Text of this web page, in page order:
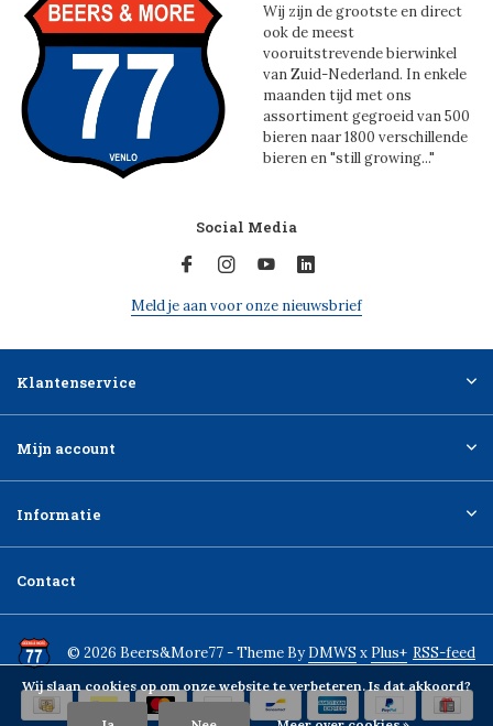
Wij zijn de grootste en direct
ook de meest
vooruitstrevende bierwinkel
van Zuid-Nederland. In enkele
maanden tijd met ons
assortiment gegroeid van 500
bieren naar 1800 verschillende
bieren en "still growing..."
Social Media
Meld je aan voor onze nieuwsbrief
Klantenservice
Mijn account
Informatie
Contact
© 2026 Beers&More77 - Theme ByDMWS x Plus+ RSS-feed
Wij slaan cookies op om onze website te verbeteren. Is dat akkoord?